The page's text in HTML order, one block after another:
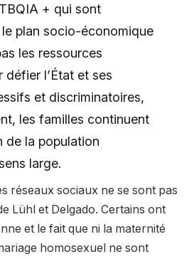
+ qui sont
plan socio-économique
les ressources
défier l’État et ses
et discriminatoires,
les familles continuent
de la population
large.
réseaux sociaux ne se sont pas
Lühl et Delgado. Certains ont
et le fait que ni la maternité
homosexuel ne sont